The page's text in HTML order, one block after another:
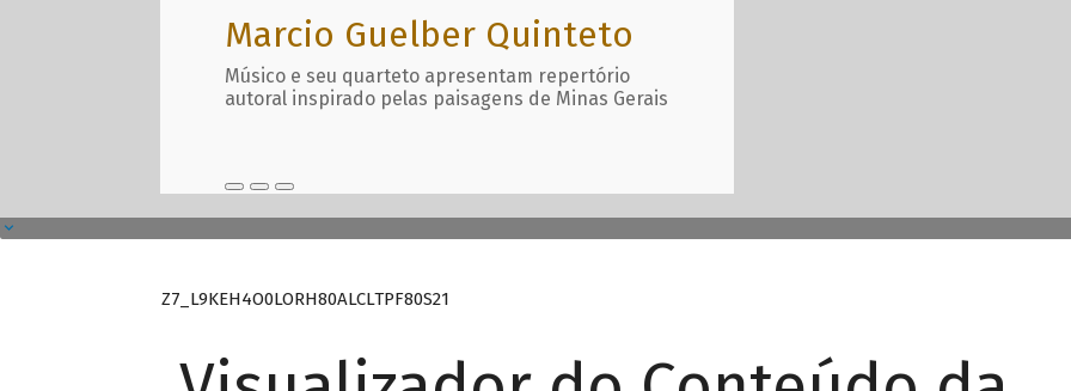
Marcio Guelber Quinteto
Músico e seu quarteto apresentam repertório
autoral inspirado pelas paisagens de Minas Gerais
Z7_L9KEH4O0LORH80ALCLTPF80S21